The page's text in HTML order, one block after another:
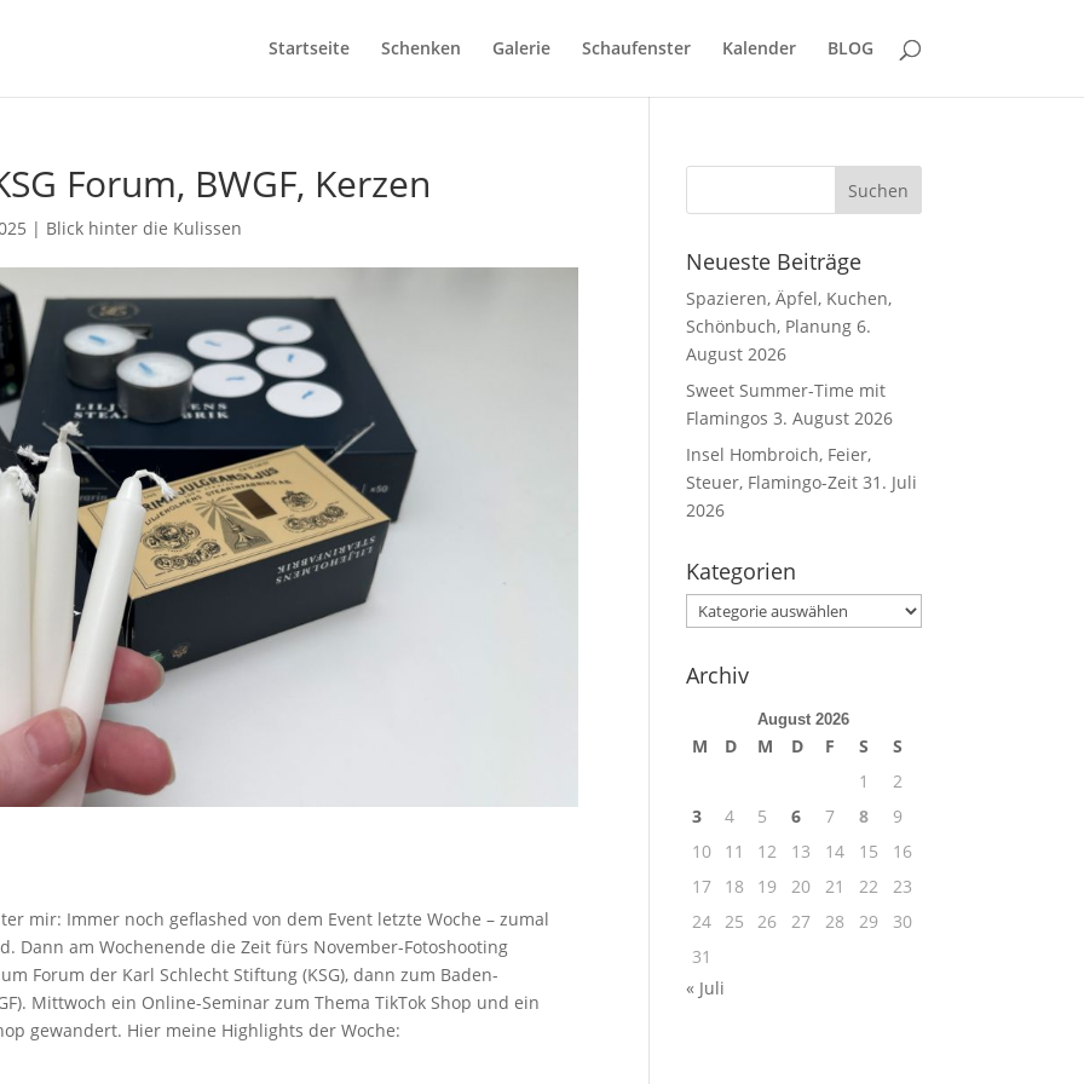
Startseite Schenken Galerie Schaufenster Kalender BLOG
Forum, BWGF, Kerzen
| Blick hinter die Kulissen
mir: Immer noch geflashed von dem Event letzte Woche – zumal
Dann am Wochenende die Zeit fürs November-Fotoshooting
Forum der Karl Schlecht Stiftung (KSG), dann zum Baden-
Mittwoch ein Online-Seminar zum Thema TikTok Shop und ein
gewandert. Hier meine Highlights der Woche:
Neueste Beiträge
Spazieren, Äpfel, Kuchen,
Schönbuch, Planung 6.
August 2026
Sweet Summer-Time mit
Flamingos 3. August 2026
Insel Hombroich, Feier,
Steuer, Flamingo-Zeit 31. Juli
2026
Kategorien
Kategorien
Archiv
August 2026
M D M D F S
S
1
2
3
4 5 6 7 8
9
10
11 12 13 14 15
16
17
18 19 20 21 22
23
24 25 26 27 28 29
30
31
« Juli